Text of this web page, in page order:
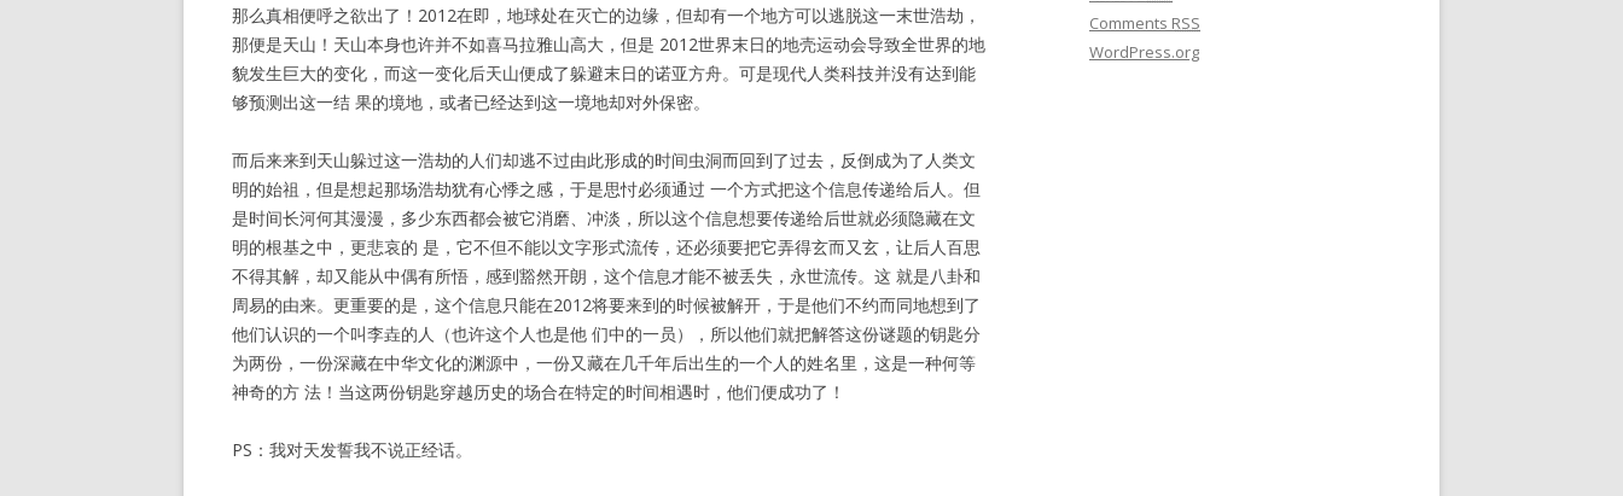
那么真相便呼之欲出了！2012在即，地球处在灭亡的边缘，但却有一个地方可以逃脱这一末世浩劫，
那便是天山！天山本身也许并不如喜马拉雅山高大，但是 2012世界末日的地壳运动会导致全世界的地
貌发生巨大的变化，而这一变化后天山便成了躲避末日的诺亚方舟。可是现代人类科技并没有达到能
够预测出这一结 果的境地，或者已经达到这一境地却对外保密。
而后来来到天山躲过这一浩劫的人们却逃不过由此形成的时间虫洞而回到了过去，反倒成为了人类文
明的始祖，但是想起那场浩劫犹有心悸之感，于是思忖必须通过 一个方式把这个信息传递给后人。但
是时间长河何其漫漫，多少东西都会被它消磨、冲淡，所以这个信息想要传递给后世就必须隐藏在文
明的根基之中，更悲哀的 是，它不但不能以文字形式流传，还必须要把它弄得玄而又玄，让后人百思
不得其解，却又能从中偶有所悟，感到豁然开朗，这个信息才能不被丢失，永世流传。这 就是八卦和
周易的由来。更重要的是，这个信息只能在2012将要来到的时候被解开，于是他们不约而同地想到了
他们认识的一个叫李垚的人（也许这个人也是他 们中的一员），所以他们就把解答这份谜题的钥匙分
为两份，一份深藏在中华文化的渊源中，一份又藏在几千年后出生的一个人的姓名里，这是一种何等
神奇的方 法！当这两份钥匙穿越历史的场合在特定的时间相遇时，他们便成功了！
PS：我对天发誓我不说正经话。
Comments RSS
WordPress.org